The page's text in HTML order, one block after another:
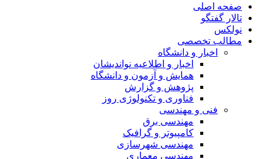
صفحه اصلی
تالار گفتگو
نولکس
مطالب تخصصی
اخبار و دانشگاه
اخبار و اطلاعیه نواندیشان
همایش و آزمون و دانشگاه
پژوهش و گزارش
فناوری و تکنولوژی روز
فنی و مهندسی
مهندسی برق
کامپیوتر و گرافیک
مهندسی شهرسازی
مهندسی معماری